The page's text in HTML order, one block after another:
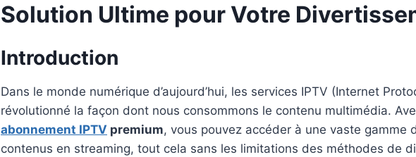
Solution Ultime pour Votre
Introduction
Dans le monde numérique d’aujourd’hui, les services IPTV (Internet
révolutionné la façon dont nous consommons le contenu multimédia.
abonnement IPTV premium, vous pouvez accéder à une vaste gamme
contenus en streaming, tout cela sans les limitations des méthodes de